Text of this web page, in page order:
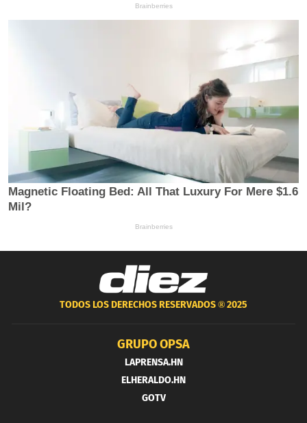
TODOS LOS DERECHOS RESERVADOS ®2025
GRUPO OPSA
LAPRENSA.HN
ELHERALDO.HN
GOTV